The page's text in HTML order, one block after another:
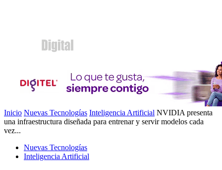
Inicio Nuevas Tecnologías Inteligencia Artificial NVIDIA presenta
una infraestructura diseñada para entrenar y servir modelos cada
vez...
Nuevas Tecnologías
Inteligencia Artificial